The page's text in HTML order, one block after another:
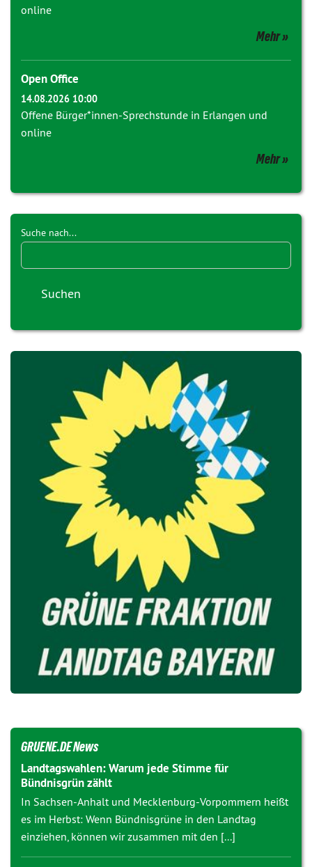
online
Mehr
Open Office
14.08.2026 10:00
Offene Bürger*innen-Sprechstunde in Erlangen und
online
Mehr
Suche nach...
GRUENE.DE News
Landtagswahlen: Warum jede Stimme für
Bündnisgrün zählt
In Sachsen-Anhalt und Mecklenburg-Vorpommern heißt
es im Herbst: Wenn Bündnisgrüne in den Landtag
einziehen, können wir zusammen mit den [...]